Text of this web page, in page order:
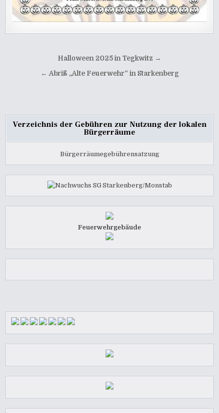
Beitragsnavigation
Halloween 2025 in Tegkwitz →
← Abriß „Alte Feuerwehr“ in Starkenberg
Verzeichnis der Gebühren zur Nutzung der lokalen
Bürgerräume
Bürgerräumegebührensatzung
Feuerwehrgebäude